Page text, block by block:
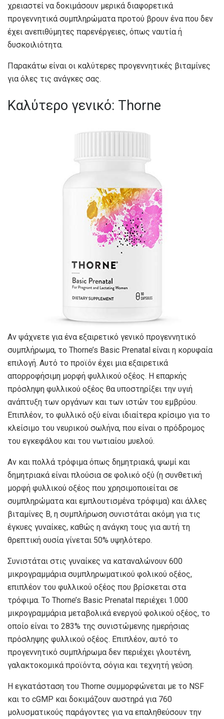
χρειαστεί να δοκιμάσουν μερικά διαφορετικά
προγεννητικά συμπληρώματα προτού βρουν ένα που δεν
έχει ανεπιθύμητες παρενέργειες, όπως ναυτία ή
δυσκοιλιότητα.
Παρακάτω είναι οι καλύτερες προγεννητικές βιταμίνες
για όλες τις ανάγκες σας.
Καλύτερο γενικό: Thorne
Αν ψάχνετε για ένα εξαιρετικό γενικό προγεννητικό
συμπλήρωμα, το Thorne’s Basic Prenatal είναι η κορυφαία
επιλογή. Αυτό το προϊόν έχει μια εξαιρετικά
απορροφήσιμη μορφή φυλλικού οξέος. Η επαρκής
πρόσληψη φυλλικού οξέος θα υποστηρίξει την υγιή
ανάπτυξη των οργάνων και των ιστών του εμβρύου.
Επιπλέον, το φυλλικό οξύ είναι ιδιαίτερα κρίσιμο για το
κλείσιμο του νευρικού σωλήνα, που είναι ο πρόδρομος
του εγκεφάλου και του νωτιαίου μυελού.
Αν και πολλά τρόφιμα όπως δημητριακά, ψωμί και
δημητριακά είναι πλούσια σε φολικό οξύ (η συνθετική
μορφή φυλλικού οξέος που χρησιμοποιείται σε
συμπληρώματα και εμπλουτισμένα τρόφιμα) και άλλες
βιταμίνες Β, η συμπλήρωση συνιστάται ακόμη για τις
έγκυες γυναίκες, καθώς η ανάγκη τους για αυτή τη
θρεπτική ουσία γίνεται 50% υψηλότερο.
Συνιστάται στις γυναίκες να καταναλώνουν 600
μικρογραμμάρια συμπληρωματικού φολικού οξέος,
επιπλέον του φυλλικού οξέος που βρίσκεται στα
τρόφιμα. Το Thorne’s Basic Prenatal περιέχει 1.000
μικρογραμμάρια μεταβολικά ενεργού φολικού οξέος, το
οποίο είναι το 283% της συνιστώμενης ημερήσιας
πρόσληψης φυλλικού οξέος. Επιπλέον, αυτό το
προγεννητικό συμπλήρωμα δεν περιέχει γλουτένη,
γαλακτοκομικά προϊόντα, σόγια και τεχνητή γεύση.
Η εγκατάσταση του Thorne συμμορφώνεται με το NSF
και το cGMP και δοκιμάζουν αυστηρά για 760
μολυσματικούς παράγοντες για να επαληθεύσουν την